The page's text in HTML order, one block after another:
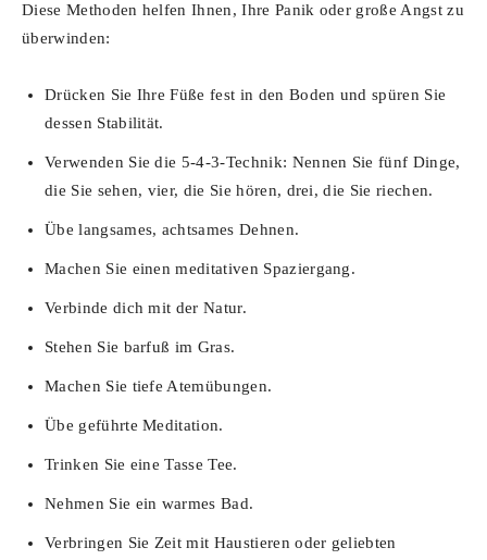
Diese Methoden helfen Ihnen, Ihre Panik oder große Angst zu
überwinden:
Drücken Sie Ihre Füße fest in den Boden und spüren Sie
dessen Stabilität.
Verwenden Sie die 5-4-3-Technik: Nennen Sie fünf Dinge,
die Sie sehen, vier, die Sie hören, drei, die Sie riechen.
Übe langsames, achtsames Dehnen.
Machen Sie einen meditativen Spaziergang.
Verbinde dich mit der Natur.
Stehen Sie barfuß im Gras.
Machen Sie tiefe Atemübungen.
Übe geführte Meditation.
Trinken Sie eine Tasse Tee.
Nehmen Sie ein warmes Bad.
Verbringen Sie Zeit mit Haustieren oder geliebten